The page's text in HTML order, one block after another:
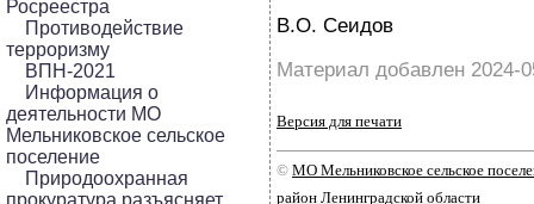
Росреестра
Противодействие
терроризму
ВПН-2021
Информация о
деятельности МО
Мельниковское сельское
поселение
Природоохранная
прокуратура разъясняет
В.О. Сеидов
Материал добавлен 2024-
Версия для печати
© МО Мельниковское сельское
район Ленинградской области